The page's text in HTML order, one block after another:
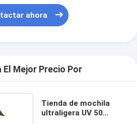
ahora
El Mejor Precio Por
Tienda de mochila
ultraligera UV 50